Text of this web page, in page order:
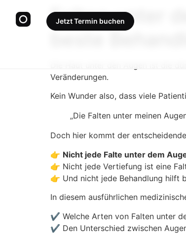
Jetzt Termin buchen
Falten unter
beste
Veränderungen.
Kein Wunder also, dass viele
„Die Falten unter meinen
Doch hier kommt der
👉 Nicht jede Falte unter dem
👉 Nicht jede Vertiefung ist eine
👉 Und nicht jede Behandlung hilft
In diesem ausführlichen
✔️ Welche Arten von Falten unter
✔️ Den Unterschied zwischen